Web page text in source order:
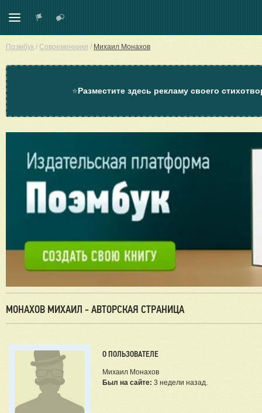
Поэмбук / Современники / Михаил Монахов
⭐Разместите здесь рекламу своего
МОНАХОВ МИХАИЛ - АВТОРСКАЯ СТРАНИЦА
О ПОЛЬЗОВАТЕЛЕ
Михаил Монахов
Был на сайте: 3 недели назад.